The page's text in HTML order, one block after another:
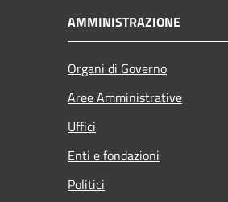
AMMINISTRAZIONE
Organi di Governo
Aree Amministrative
Uffici
Enti e fondazioni
Politici